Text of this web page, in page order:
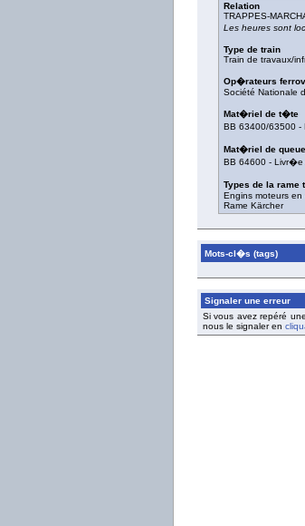
Relation
TRAPPES-
Les heures sont
Type de train
Train de travaux/
Op�rateurs
Société Nationale
Mat�riel de t�te
BB 63400/63500 -
Mat�riel de queue
BB 64600 - Livr�e
Types de la rame
Engins moteurs en
Rame Kärcher
Mots-cl�s (tags)
Signaler une erreur
Si vous avez repéré
nous le signaler en